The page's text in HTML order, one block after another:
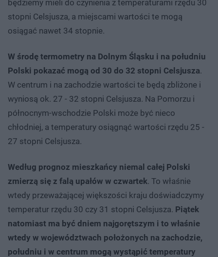
będziemy mieli do czynienia z temperaturami rzędu 30
stopni Celsjusza, a miejscami wartości te mogą
osiągać nawet 34 stopnie.
W środę termometry na Dolnym Śląsku i na południu
Polski pokazać mogą od 30 do 32 stopni Celsjusza.
W centrum i na zachodzie wartości te będą zbliżone i
wyniosą ok. 27 - 32 stopni Celsjusza. Na Pomorzu i
północnym-wschodzie Polski może być nieco
chłodniej, a temperatury osiągnąć wartości rzędu 25 -
27 stopni Celsjusza.
Według prognoz mieszkańcy niemal całej Polski
zmierzą się z falą upałów w czwartek. To właśnie
wtedy przeważającej większości kraju doświadczymy
temperatur rzędu 30 czy 31 stopni Celsjusza. Piątek
natomiast ma być dniem najgorętszym i to właśnie
wtedy w województwach położonych na zachodzie,
południu i w centrum mogą wystąpić temperatury